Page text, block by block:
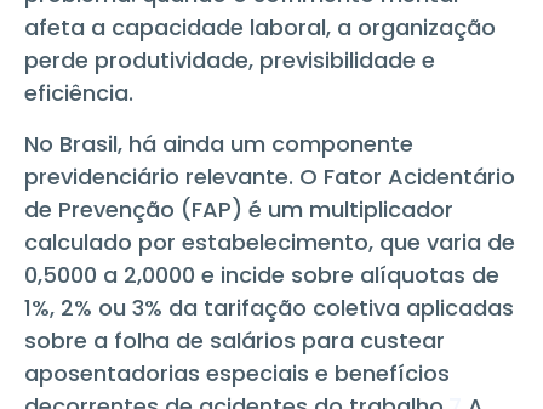
afeta a capacidade laboral, a organização
perde produtividade, previsibilidade e
eficiência.
No Brasil, há ainda um componente
previdenciário relevante. O Fator Acidentário
de Prevenção (FAP) é um multiplicador
calculado por estabelecimento, que varia de
0,5000 a 2,0000 e incide sobre alíquotas de
1%, 2% ou 3% da tarifação coletiva aplicadas
sobre a folha de salários para custear
aposentadorias especiais e benefícios